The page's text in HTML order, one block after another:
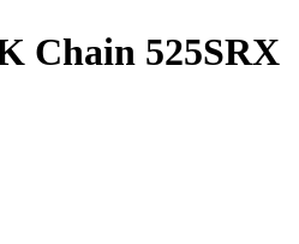
Chain 525SRX